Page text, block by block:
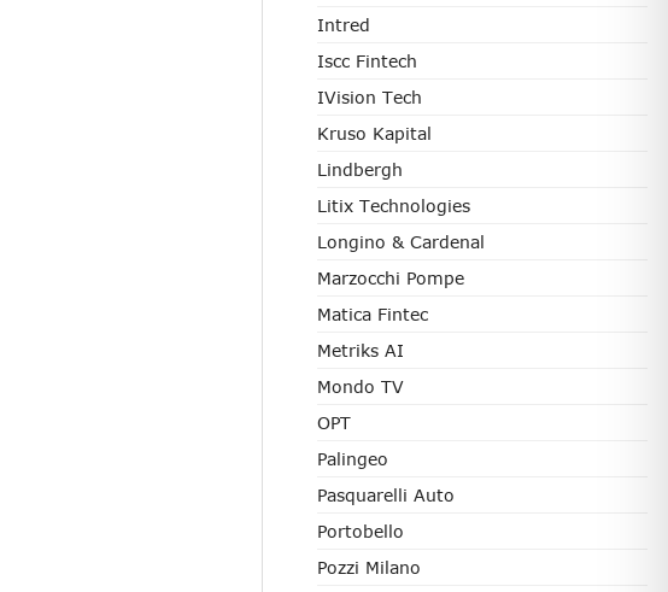
Intred
Iscc Fintech
IVision Tech
Kruso Kapital
Lindbergh
Litix Technologies
Longino & Cardenal
Marzocchi Pompe
Matica Fintec
Metriks AI
Mondo TV
OPT
Palingeo
Pasquarelli Auto
Portobello
Pozzi Milano